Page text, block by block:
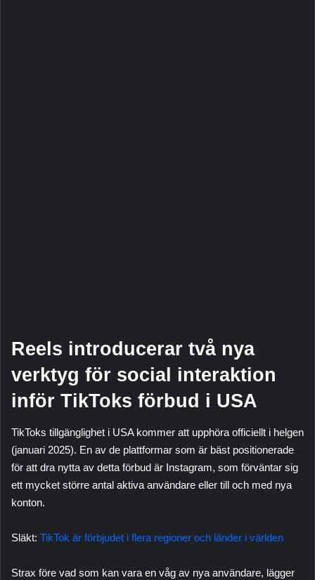
Reels introducerar två nya
verktyg för social interaktion
inför TikToks förbud i USA
TikToks tillgänglighet i USA kommer att upphöra officiellt i helgen
(januari 2025). En av de plattformar som är bäst positionerade
för att dra nytta av detta förbud är Instagram, som förväntar sig
ett mycket större antal aktiva användare eller till och med nya
konton.
Släkt: TikTok är förbjudet i flera regioner och länder i världen
Strax före vad som kan vara en våg av nya användare, lägger